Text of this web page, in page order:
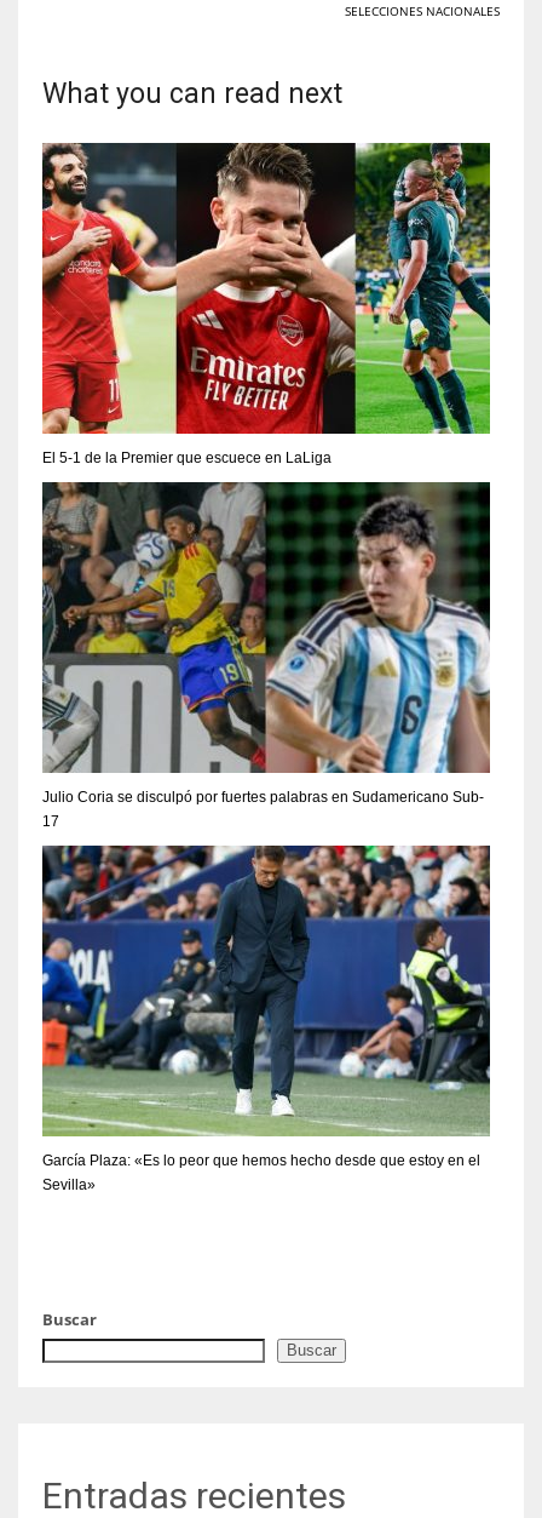
SELECCIONES NACIONALES
What you can read next
El 5-1 de la Premier que escuece en LaLiga
Julio Coria se disculpó por fuertes palabras en Sudamericano Sub-
17
García Plaza: «Es lo peor que hemos hecho desde que estoy en el
Sevilla»
Buscar
Buscar
Entradas recientes